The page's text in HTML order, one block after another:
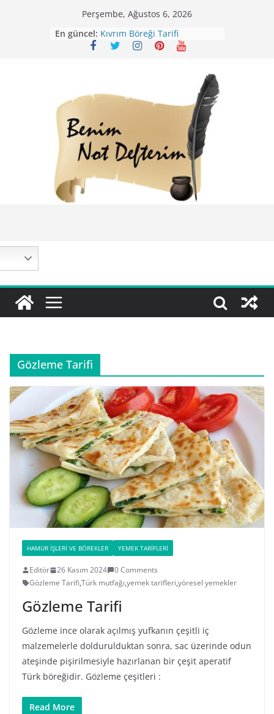
Perşembe, Ağustos 6, 2026
En güncel:
Mirik Köfte Tarifi – Sivas
Kıvrım Böreği Tarifi
Karabuğday Pilavı Tarifi
Gözleme Tarifi
HAMUR İŞLERI VE BÖREKLER YEMEK TARIFLERI
Editör 26 Kasım 2024
0 Comments
Gözleme Tarifi,Türk mutfağı,yemek tarifleri,yöresel yemekler
Gözleme Tarifi
Gözleme ince olarak açılmış yufkanın çeşitli iç
malzemelerle doldurulduktan sonra, sac üzerinde odun
ateşinde pişirilmesiyle hazırlanan bir çeşit aperatif
Türk böreğidir. Gözleme çeşitleri :
Read More